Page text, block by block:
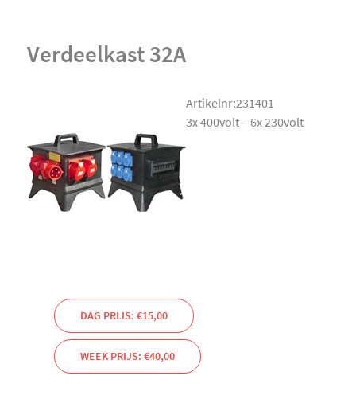
Verdeelkast 32A
Artikelnr:231401
3x 400volt – 6x 230volt
DAG PRIJS: €15,00
WEEK PRIJS: €40,00